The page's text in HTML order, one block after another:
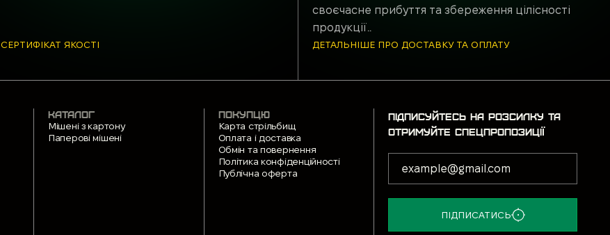
СЕРТИФІКАТ ЯКОСТІ
своєчасне прибуття та збереження цілісності
продукції..
ДЕТАЛЬНІШЕ ПРО ДОСТАВКУ ТА ОПЛАТУ
КАТАЛОГ
Мішені з картону
Паперові мішені
ПОКУПЦЮ
Карта стрільбищ
Оплата і доставка
Обмін та повернення
Політика конфіденційності
Публічна оферта
ПІДПИСУЙТЕСЬ НА РОЗСИЛКУ ТА
ОТРИМУЙТЕ СПЕЦПРОПОЗИЦІЇ
ПІДПИСАТИСЬ